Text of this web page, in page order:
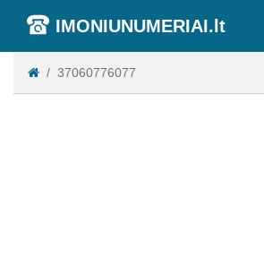
IMONIUNUMERIAI.lt
37060776077